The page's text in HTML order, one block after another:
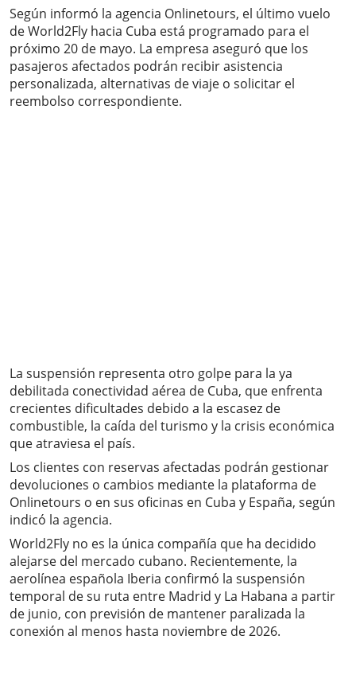
Según informó la agencia Onlinetours, el último vuelo
de World2Fly hacia Cuba está programado para el
próximo 20 de mayo. La empresa aseguró que los
pasajeros afectados podrán recibir asistencia
personalizada, alternativas de viaje o solicitar el
reembolso correspondiente.
La suspensión representa otro golpe para la ya
debilitada conectividad aérea de Cuba, que enfrenta
crecientes dificultades debido a la escasez de
combustible, la caída del turismo y la crisis económica
que atraviesa el país.
Los clientes con reservas afectadas podrán gestionar
devoluciones o cambios mediante la plataforma de
Onlinetours o en sus oficinas en Cuba y España, según
indicó la agencia.
World2Fly no es la única compañía que ha decidido
alejarse del mercado cubano. Recientemente, la
aerolínea española Iberia confirmó la suspensión
temporal de su ruta entre Madrid y La Habana a partir
de junio, con previsión de mantener paralizada la
conexión al menos hasta noviembre de 2026.